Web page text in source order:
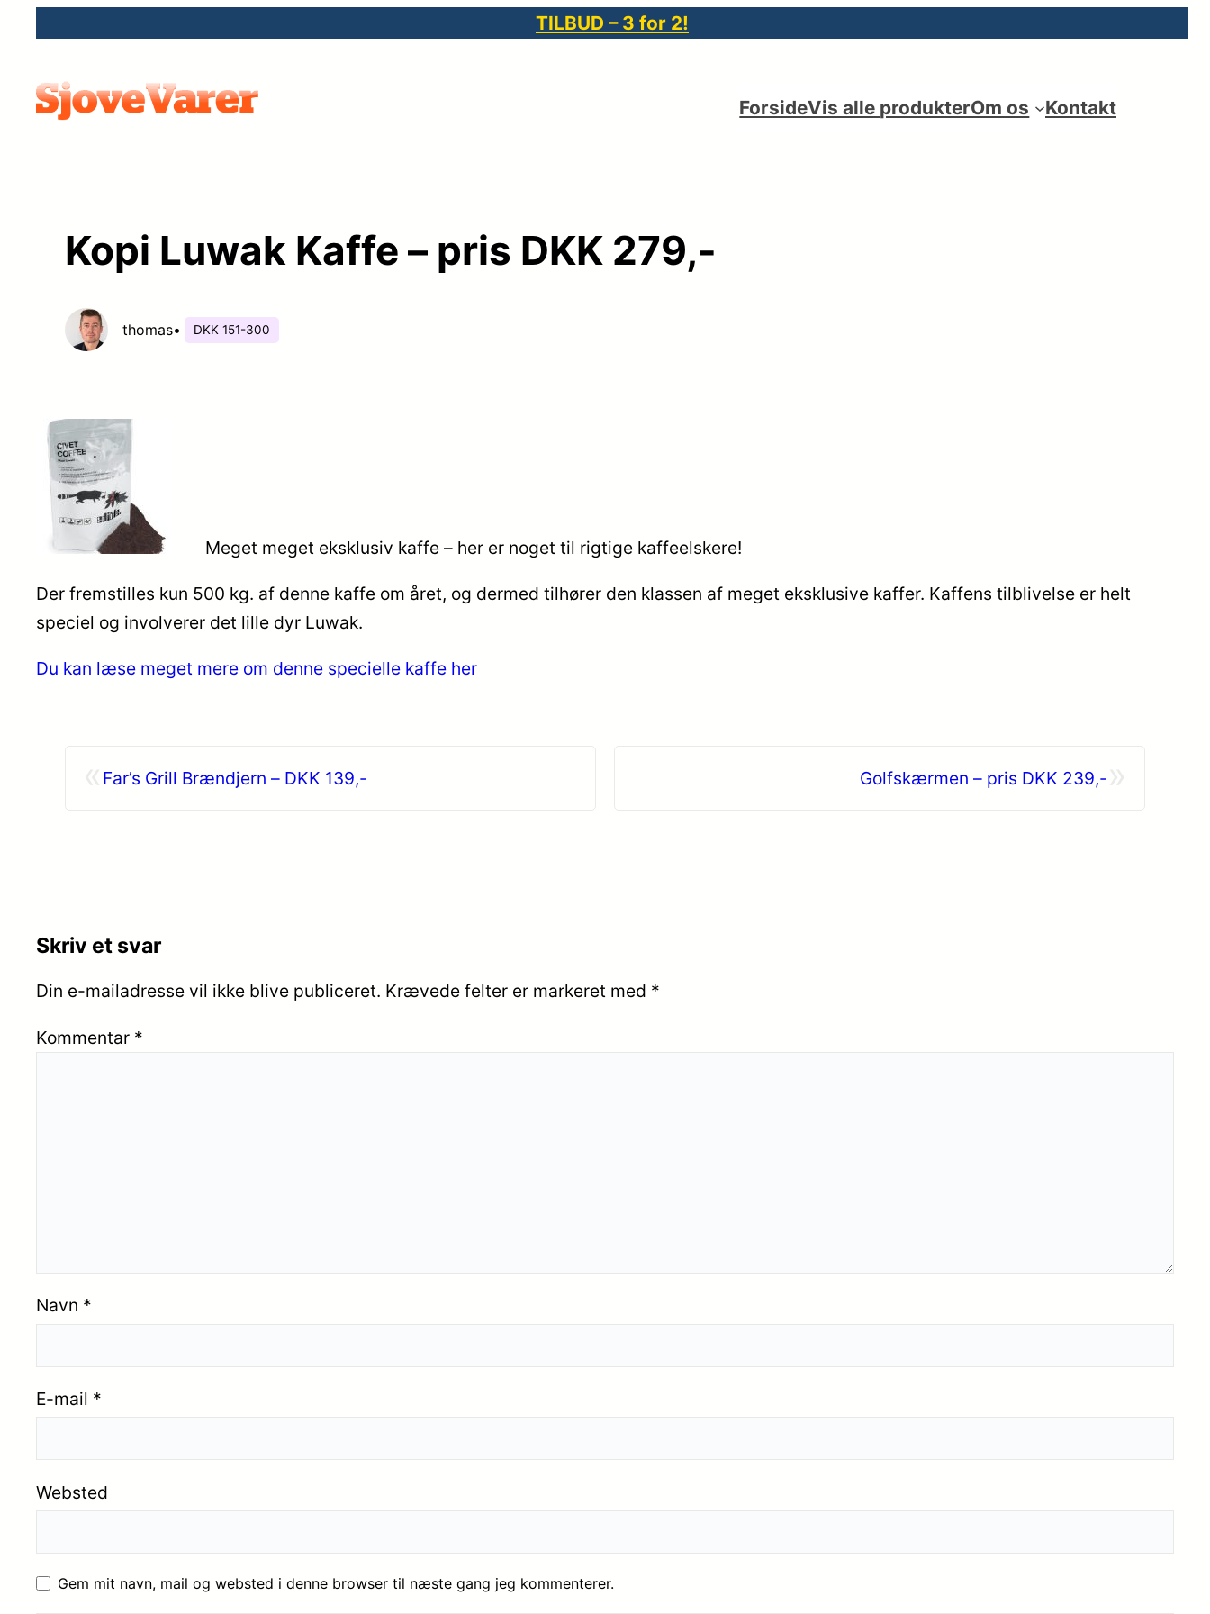
indhold
TILBUD – 3 for 2!
ForsideVis alle produkterOm os Kontakt
Kopi Luwak Kaffe – pris DKK 279,-
thomas• DKK 151-300
Meget meget eksklusiv kaffe – her er noget til rigtige kaffeelskere!
Der fremstilles kun 500 kg. af denne kaffe om året, og dermed tilhører den klassen af meget eksklusive kaffer. Kaffens tilblivelse er helt
speciel og involverer det lille dyr Luwak.
Du kan læse meget mere om denne specielle kaffe her
Far’s Grill Brændjern – DKK 139,- Golfskærmen – pris DKK 239,-
Skriv et svar
Din e-mailadresse vil ikke blive publiceret. Krævede felter er markeret med *
Kommentar *
Navn *
E-mail *
Websted
Gem mit navn, mail og websted i denne browser til næste gang jeg kommenterer.